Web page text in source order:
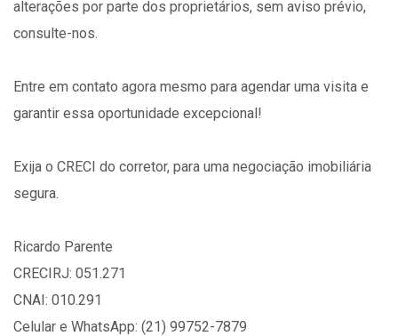
alterações por parte dos proprietários, sem aviso prévio,
consulte-nos.
Entre em contato agora mesmo para agendar uma visita e
garantir essa oportunidade excepcional!
Exija o CRECI do corretor, para uma negociação imobiliária
segura.
Ricardo Parente
CRECIRJ: 051.271
CNAI: 010.291
Celular e WhatsApp: (21) 99752-7879